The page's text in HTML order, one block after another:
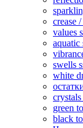
crease
values
aquatic
swells
white
crystals
green
black